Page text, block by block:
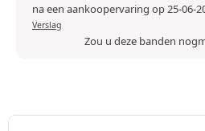
na een aankoopervaring op 25-06-
Verslag
Zou u deze banden